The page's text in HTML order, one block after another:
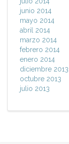
junio 2014
mayo 2014
abril 2014
marzo 2014
febrero 2014
enero 2014
diciembre 2013
octubre 2013
julio 2013